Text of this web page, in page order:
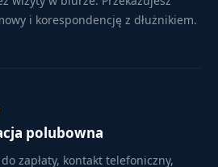
i korespondencję z dłużnikiem.
polubowna
zapłaty, kontakt telefoniczny,